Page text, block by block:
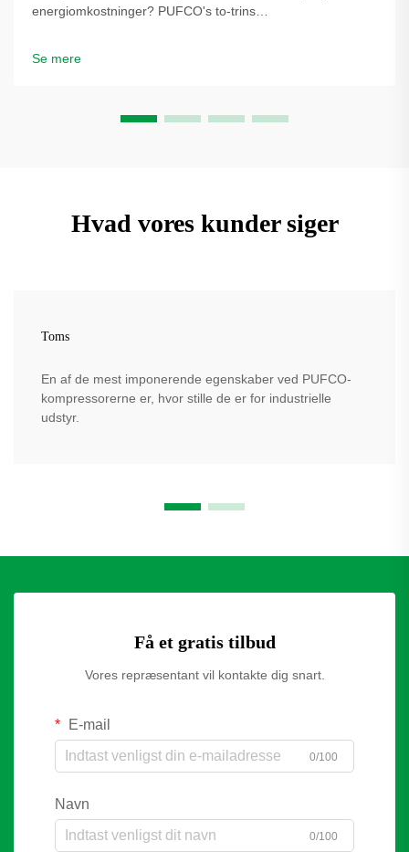
energiomkostninger? PUFCO's to-trins
omkostninger – anmod om en løsningsgennemgang.
Se mere
Hvad vores kunder siger
Toms
En af de mest imponerende egenskaber ved PUFCO-
kompressorerne er, hvor stille de er for industrielle
udstyr.
Få et gratis tilbud
Vores repræsentant vil kontakte dig snart.
E-mail
0/100
Navn
0/100